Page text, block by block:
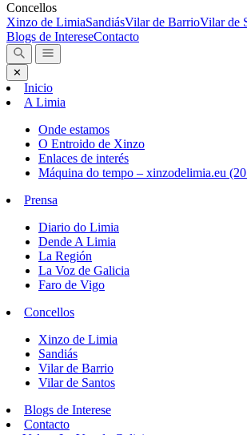
Concellos
Xinzo de LimiaSandiásVilar de BarrioVilar de
Blogs de IntereseContacto
✕
Inicio
A Limia
Onde estamos
O Entroido de Xinzo
Enlaces de interés
Máquina do tempo – xinzodelimia.eu
Prensa
Diario do Limia
Dende A Limia
La Región
La Voz de Galicia
Faro de Vigo
Concellos
Xinzo de Limia
Sandiás
Vilar de Barrio
Vilar de Santos
Blogs de Interese
Contacto